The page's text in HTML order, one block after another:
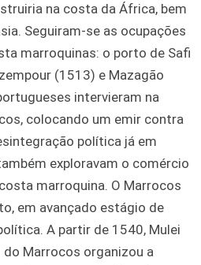
na costa da África, bem
Seguiram-se as ocupações
marroquinas: o porto de Safi
(1513) e Mazagão
intervieram na
colocando um emir contra
política já em
exploravam o comércio
marroquina. O Marrocos
em avançado estágio de
A partir de 1540, Mulei
Marrocos organizou a